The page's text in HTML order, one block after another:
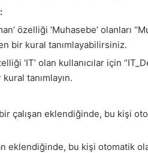
özelliği ‘Muhasebe’ olanları
bir kural tanımlayabilirsiniz.
‘IT’ olan kullanıcılar için
tanımlayın.
çalışan eklendiğinde, bu kişi
eklendiğinde, bu kişi otomatik